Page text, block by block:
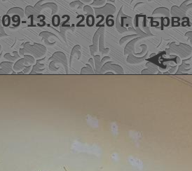
09-13.02.2026 г.